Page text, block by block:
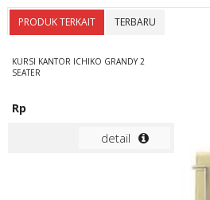
PRODUK TERKAIT TERBARU
KURSI KANTOR ICHIKO GRANDY 2
SEATER
Rp
detail